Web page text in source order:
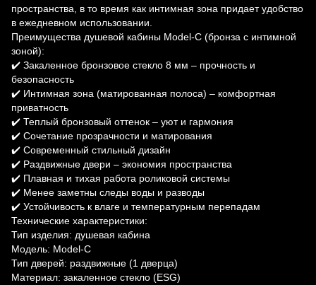
пространства, в то время как интимная зона придает удобство
в ежедневном использовании.
Преимущества душевой кабины Model-C (бронза с интимной
зоной):
✔️ Закаленное бронзовое стекло 8 мм – прочность и
безопасность
✔️ Интимная зона (матированная полоса) – комфортная
приватность
✔️ Теплый бронзовый оттенок – уют и гармония
✔️ Сочетание прозрачности и матирования
✔️ Современный стильный дизайн
✔️ Раздвижные двери – экономия пространства
✔️ Плавная и тихая работа роликовой системы
✔️ Менее заметны следы воды и разводы
✔️ Устойчивость к влаге и температурным перепадам
Технические характеристики:
Тип изделия: душевая кабина
Модель: Model-C
Тип дверей: раздвижные (1 дверца)
Материал: закаленное стекло (ESG)